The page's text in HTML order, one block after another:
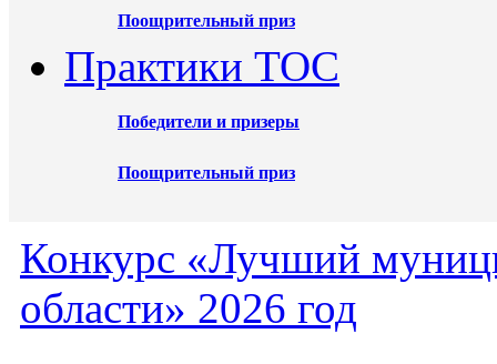
Поощрительный приз
Практики ТОС
Победители и призеры
Поощрительный приз
Конкурс «Лучший
области» 2026 год